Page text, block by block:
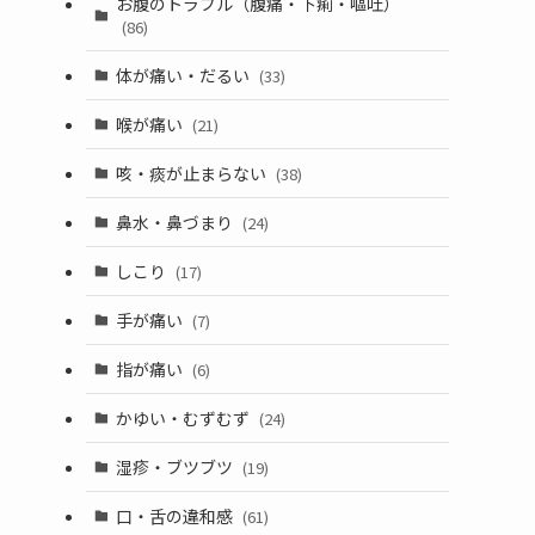
(86)
体が痛い・だるい (33)
喉が痛い (21)
咳・痰が止まらない (38)
鼻水・鼻づまり (24)
しこり (17)
手が痛い (7)
指が痛い (6)
かゆい・むずむず (24)
湿疹・ブツブツ (19)
口・舌の違和感 (61)